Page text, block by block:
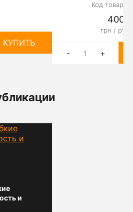
КУПИТЬ
Код товара:
4000
грн /
- +
и